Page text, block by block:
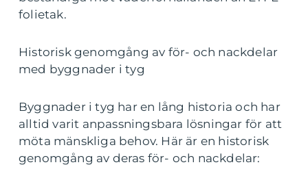
folietak.
Historisk genomgång av för- och nackdelar
med byggnader i tyg
Byggnader i tyg har en lång historia och har
alltid varit anpassningsbara lösningar för att
möta mänskliga behov. Här är en historisk
genomgång av deras för- och nackdelar: